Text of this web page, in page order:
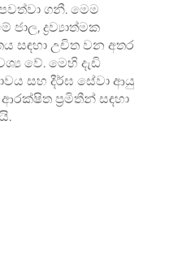
ගනී. මෙම
ජාල, ද්‍රව්‍යාත්මක
සඳහා උචිත වන අතර
වේ. මෙහි දැඩි
සහ දීර්ඝ සේවා ආයු
ප්‍රමිතීන් සඳහා